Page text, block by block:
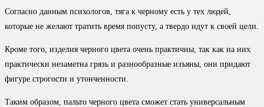
Согласно данным психологов, тяга к черному есть у тех людей,
которые не желают тратить время попусту, а твердо идут к своей цели.
Кроме того, изделия черного цвета очень практичны, так как на них
практически незаметна грязь и разнообразные изъяны, они придают
фигуре строгости и утонченности.
Таким образом, пальто черного цвета сможет стать универсальным